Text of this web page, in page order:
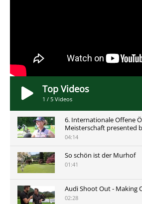
Top Videos
1 / 5 Videos
6. Internationale Offene
Meisterschaft presented
04:14
So schön ist der Murhof
01:41
Audi Shoot Out - Making
02:28